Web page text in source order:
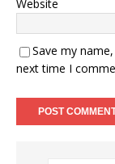
Website
Save my
next time I